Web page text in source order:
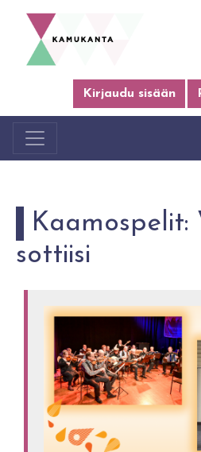
Kirjaudu sisään
Kaamospelit:
sottiisi